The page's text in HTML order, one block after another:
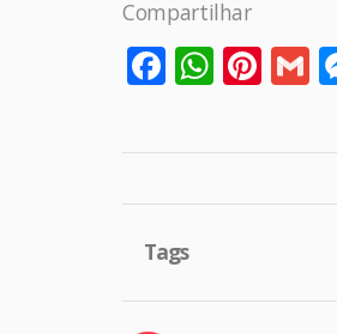
Compartilhar
Facebook
Tags